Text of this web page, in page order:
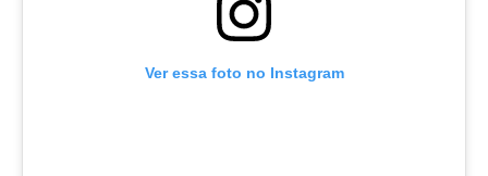
Ver essa foto no Instagram